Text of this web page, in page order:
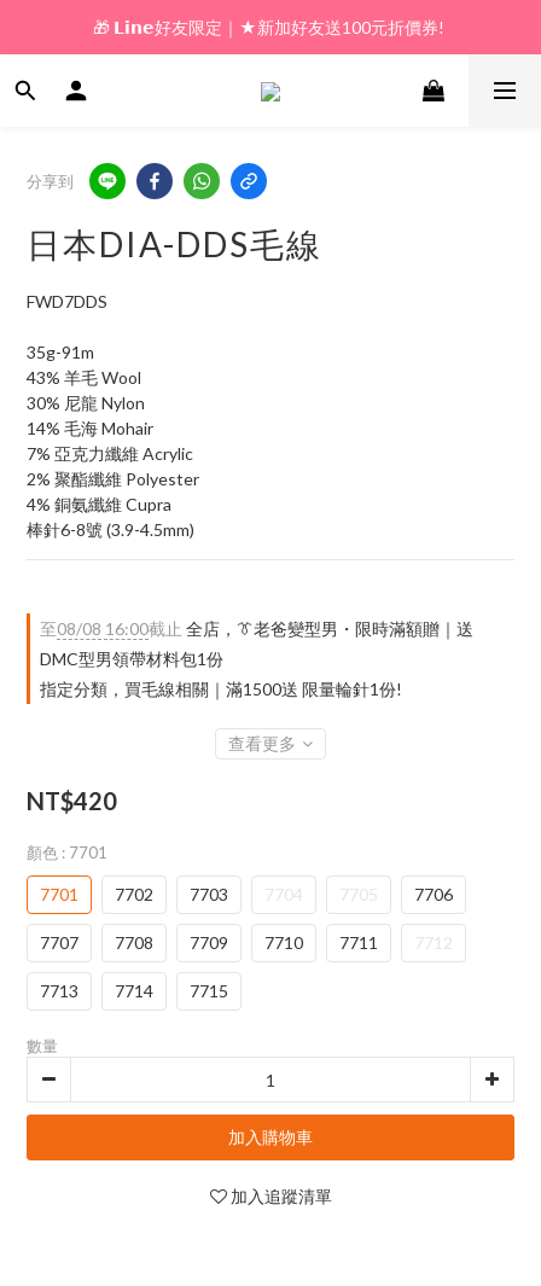
🎁 新好友購物金｜★加入新會員領券送100元!
🎁 𝗟𝗶𝗻𝗲好友限定｜★新加好友送100元折價券!
🎁 新好友購物金｜★加入新會員領券送100元!
分享到
日本DIA-DDS毛線
FWD7DDS
35g-91m
43% 羊毛 Wool
30% 尼龍 Nylon
14% 毛海 Mohair
7% 亞克力纖維 Acrylic
2% 聚酯纖維 Polyester
4% 銅氨纖維 Cupra
棒針6-8號 (3.9-4.5mm)
至08/08 16:00截止 全店，👔老爸變型男・限時滿額贈｜送
DMC型男領帶材料包1份
指定分類，買毛線相關｜滿1500送 限量輪針1份!
查看更多
NT$420
顏色 : 7701
7701 7702 7703 7704 7705 7706
7707 7708 7709 7710 7711 7712
7713 7714 7715
數量
加入購物車
加入追蹤清單